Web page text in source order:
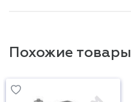
Похожие товары